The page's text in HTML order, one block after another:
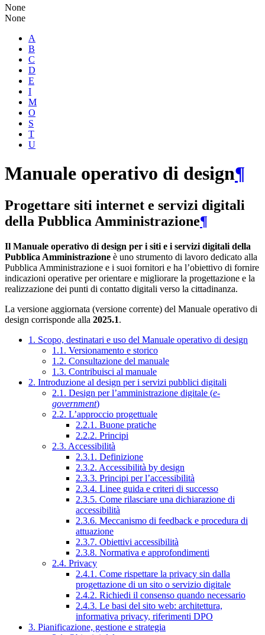
None
None
A
B
C
D
E
I
M
O
S
T
U
Manuale operativo di design¶
Progettare siti internet e servizi digitali
della Pubblica Amministrazione¶
Il Manuale operativo di design per i siti e i servizi digitali della
Pubblica Amministrazione è uno strumento di lavoro dedicato alla
Pubblica Amministrazione e i suoi fornitori e ha l’obiettivo di fornire
indicazioni operative per orientare e migliorare la progettazione e la
realizzazione dei punti di contatto digitali verso la cittadinanza.
La versione aggiornata (versione corrente) del Manuale operativo di
design corrisponde alla 2025.1.
1. Scopo, destinatari e uso del Manuale operativo di design
1.1. Versionamento e storico
1.2. Consultazione del manuale
1.3. Contribuisci al manuale
2. Introduzione al design per i servizi pubblici digitali
2.1. Design per l’amministrazione digitale (e-
government)
2.2. L’approccio progettuale
2.2.1. Buone pratiche
2.2.2. Principi
2.3. Accessibilità
2.3.1. Definizione
2.3.2. Accessibilità by design
2.3.3. Principi per l’accessibilità
2.3.4. Linee guida e criteri di successo
2.3.5. Come rilasciare una dichiarazione di
accessibilità
2.3.6. Meccanismo di feedback e procedura di
attuazione
2.3.7. Obiettivi accessibilità
2.3.8. Normativa e approfondimenti
2.4. Privacy
2.4.1. Come rispettare la privacy sin dalla
progettazione di un sito o servizio digitale
2.4.2. Richiedi il consenso quando necessario
2.4.3. Le basi del sito web: architettura,
informativa privacy, riferimenti DPO
3. Pianificazione, gestione e strategia